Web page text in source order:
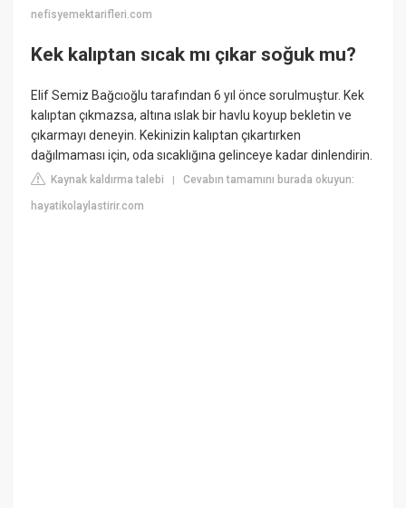
nefisyemektarifleri.com
Kek kalıptan sıcak mı çıkar soğuk mu?
Elif Semiz Bağcıoğlu tarafından 6 yıl önce sorulmuştur. Kek
kalıptan çıkmazsa, altına ıslak bir havlu koyup bekletin ve
çıkarmayı deneyin. Kekinizin kalıptan çıkartırken
dağılmaması için, oda sıcaklığına gelinceye kadar dinlendirin.
Kaynak kaldırma talebi |Cevabın tamamını burada okuyun:
hayatikolaylastirir.com